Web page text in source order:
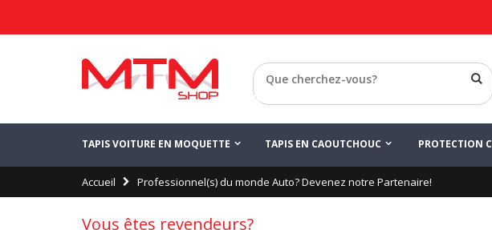
Retour
TAPIS VOITURE EN MOQUETTE TAPIS EN CAOUTCHOUC PROTECTION
Accueil Professionnel(s) du monde Auto? Devenez notre Partenaire!
Vous êtes revendeurs?